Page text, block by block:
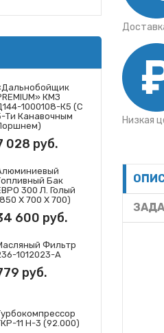
КМЗ
1000108-К5 (с
Ти Канавочным
028 руб.
Бак
300 Л. Голый
Х 700 Х 700)
600 руб.
Фильтр
1012023-А
руб.
11 Н-3 (92.000)
Низкая